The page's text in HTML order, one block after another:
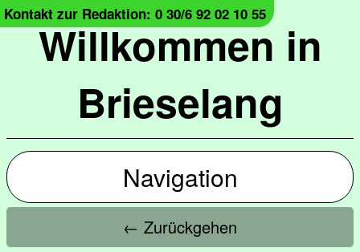
Willkommen in
Brieselang
Kontakt zur Redaktion: 0 30/6 92 02 10 55
Navigation
← Zurückgehen